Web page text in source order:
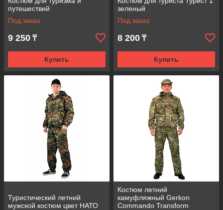
путешествий
Под заказ
9 250 ₸
Купить
зеленый
Под заказ
8 200 ₸
Купить
Туристический летний
мужской костюм цвет НАТО
Костюм летний
камуфляжный Gerkon
Commando Transform